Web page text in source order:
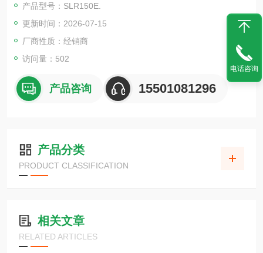
产品型号：SLR150E.
更新时间：2026-07-15
厂商性质：经销商
访问量：502
产品咨询 15501081296
产品分类
PRODUCT CLASSIFICATION
相关文章
RELATED ARTICLES
电话咨询